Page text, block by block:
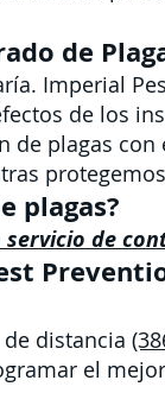
de
Imperial
de los
plagas
plagas?
de
distancia
el